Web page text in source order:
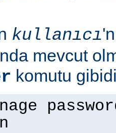
kullanıcı
mevcut
komutu